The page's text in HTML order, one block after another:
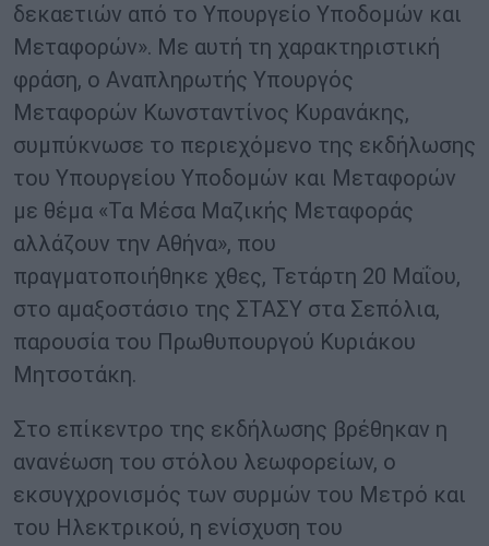
δεκαετιών από το Υπουργείο Υποδομών και
Μεταφορών». Με αυτή τη χαρακτηριστική
φράση, ο Αναπληρωτής Υπουργός
Μεταφορών Κωνσταντίνος Κυρανάκης,
συμπύκνωσε το περιεχόμενο της εκδήλωσης
του Υπουργείου Υποδομών και Μεταφορών
με θέμα «Τα Μέσα Μαζικής Μεταφοράς
αλλάζουν την Αθήνα», που
πραγματοποιήθηκε χθες, Τετάρτη 20 Μαΐου,
στο αμαξοστάσιο της ΣΤΑΣΥ στα Σεπόλια,
παρουσία του Πρωθυπουργού Κυριάκου
Μητσοτάκη.
Στο επίκεντρο της εκδήλωσης βρέθηκαν η
ανανέωση του στόλου λεωφορείων, ο
εκσυγχρονισμός των συρμών του Μετρό και
του Ηλεκτρικού, η ενίσχυση του